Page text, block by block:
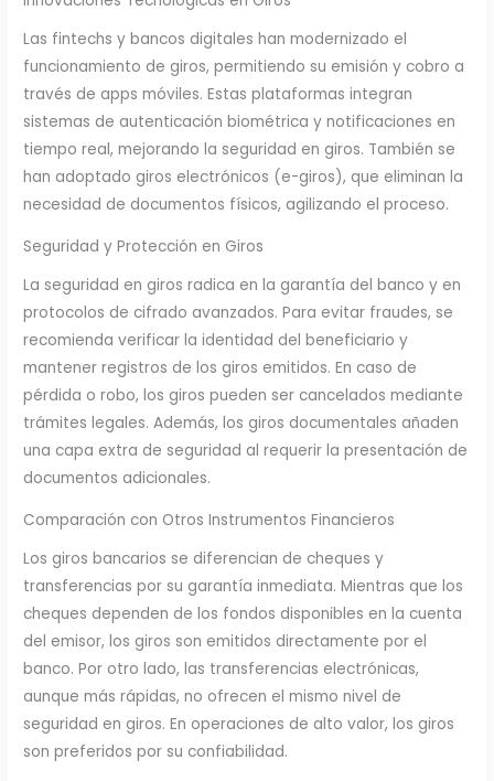
Las fintechs y bancos digitales han modernizado el
funcionamiento de giros, permitiendo su emisión y cobro a
través de apps móviles. Estas plataformas integran
sistemas de autenticación biométrica y notificaciones en
tiempo real, mejorando la seguridad en giros. También se
han adoptado giros electrónicos (e-giros), que eliminan la
necesidad de documentos físicos, agilizando el proceso.
Seguridad y Protección en Giros
La seguridad en giros radica en la garantía del banco y en
protocolos de cifrado avanzados. Para evitar fraudes, se
recomienda verificar la identidad del beneficiario y
mantener registros de los giros emitidos. En caso de
pérdida o robo, los giros pueden ser cancelados mediante
trámites legales. Además, los giros documentales añaden
una capa extra de seguridad al requerir la presentación de
documentos adicionales.
Comparación con Otros Instrumentos Financieros
Los giros bancarios se diferencian de cheques y
transferencias por su garantía inmediata. Mientras que los
cheques dependen de los fondos disponibles en la cuenta
del emisor, los giros son emitidos directamente por el
banco. Por otro lado, las transferencias electrónicas,
aunque más rápidas, no ofrecen el mismo nivel de
seguridad en giros. En operaciones de alto valor, los giros
son preferidos por su confiabilidad.